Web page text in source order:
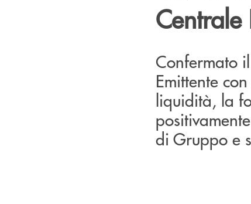
Centrale
Confermato
Emittente
liquidità, la
di Gruppo e